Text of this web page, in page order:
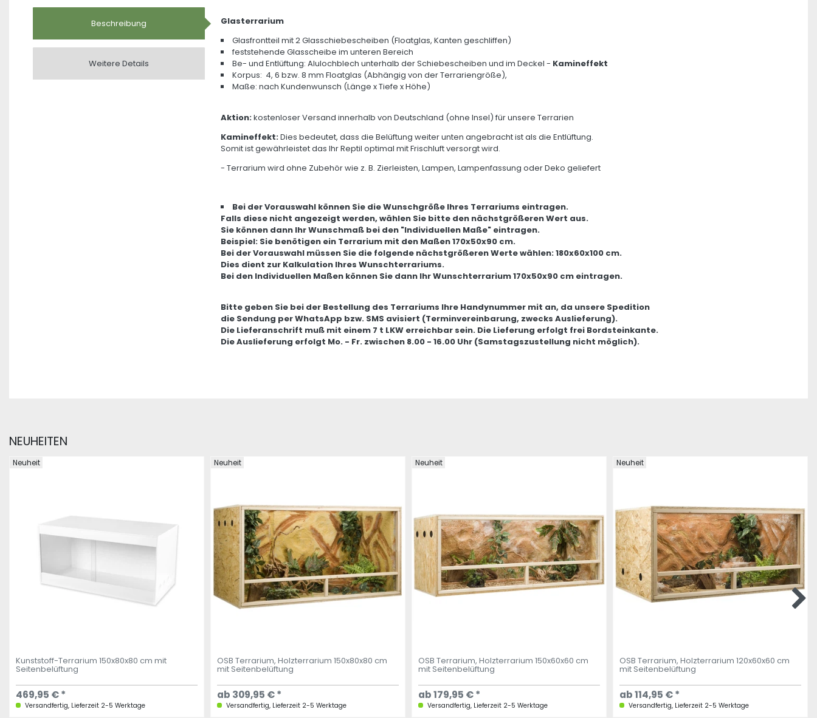
Beschreibung
Weitere Details
Glasterrarium
Glasfrontteil mit 2 Glasschiebescheiben (Floatglas, Kanten geschliffen)
feststehende Glasscheibe im unteren Bereich
Be- und Entlüftung: Alulochblech unterhalb der Schiebescheiben und im Deckel - Kamineffekt
Korpus: 4, 6 bzw. 8 mm Floatglas (Abhängig von der Terrariengröße),
Maße: nach Kundenwunsch (Länge x Tiefe x Höhe)
Aktion:kostenloser Versand innerhalb von Deutschland (ohne Insel) für unsere Terrarien
Kamineffekt:Dies bedeutet, dass die Belüftung weiter unten angebracht ist als die Entlüftung.
Somit ist gewährleistet das Ihr Reptil optimal mit Frischluft versorgt wird.
- Terrarium wird ohne Zubehör wie z. B. Zierleisten, Lampen, Lampenfassung oder Deko geliefert
Bei der Vorauswahl können Sie die Wunschgröße Ihres Terrariums eintragen.
Falls diese nicht angezeigt werden, wählen Sie bitte den nächstgrößeren Wert aus.
Sie können dann Ihr Wunschmaß bei den "Individuellen Maße" eintragen.
Beispiel: Sie benötigen ein Terrarium mit den Maßen 170x50x90 cm.
Bei der Vorauswahl müssen Sie die folgende nächstgrößeren Werte wählen: 180x60x100 cm.
Dies dient zur Kalkulation Ihres Wunschterrariums.
Bei den Individuellen Maßen können Sie dann Ihr Wunschterrarium 170x50x90 cm eintragen.
Bitte geben Sie bei der Bestellung des Terrariums Ihre Handynummer mit an, da unsere Spedition
die Sendung per WhatsApp bzw. SMS avisiert (Terminvereinbarung, zwecks Auslieferung).
Die Lieferanschrift muß mit einem 7 t LKW erreichbar sein. Die Lieferung erfolgt frei Bordsteinkante.
Die Auslieferung erfolgt Mo. - Fr. zwischen 8.00 - 16.00 Uhr (Samstagszustellung nicht möglich).
NEUHEITEN
Neuheit
Kunststoff-Terrarium 150x80x80 cm mit
Seitenbelüftung
469,95 € *
Versandfertig, Lieferzeit 2-5 Werktage
Neuheit
OSB Terrarium, Holzterrarium 150x80x80 cm
mit Seitenbelüftung
ab 309,95 € *
Versandfertig, Lieferzeit 2-5 Werktage
Neuheit
OSB Terrarium, Holzterrarium 150x60x60 cm
mit Seitenbelüftung
ab 179,95 € *
Versandfertig, Lieferzeit 2-5 Werktage
Neuheit
OSB Terrarium, Holzterrarium 120x60x60 cm
mit Seitenbelüftung
ab 114,95 € *
Versandfertig, Lieferzeit 2-5 Werktage